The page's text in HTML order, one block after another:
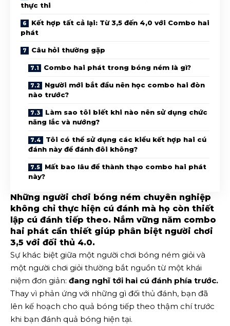
thực thi
Kết hợp tất cả lại: Từ 3,5 đến 4,0 với Combo hai
phát
Câu hỏi thường gặp
Combo hai phát trong bóng ném là gì?
Người mới bắt đầu nên học combo hai đòn
nào trước?
Làm sao tôi biết khi nào nên sử dụng chức
năng lắc và nướng?
Tôi có thể sử dụng các kiểu kết hợp hai cú
đánh này để đánh đôi không?
Mất bao lâu để thành thạo combo hai phát
này?
Những người chơi bóng ném chuyên nghiệp
không chỉ thực hiện cú đánh mà họ còn thiết
lập cú đánh tiếp theo. Nắm vững năm combo
hai phát cần thiết giúp phân biệt người chơi
3,5 với đối thủ 4.0.
Sự khác biệt giữa một người chơi bóng ném giỏi và
một người chơi giỏi thường bắt nguồn từ một khái
niệm đơn giản: đang nghĩ tới hai cú đánh phía trước.
Thay vì phản ứng với những gì đối thủ đánh, bạn đã
lên kế hoạch cho quả bóng tiếp theo thậm chí trước
khi bạn đánh quả bóng hiện tại.